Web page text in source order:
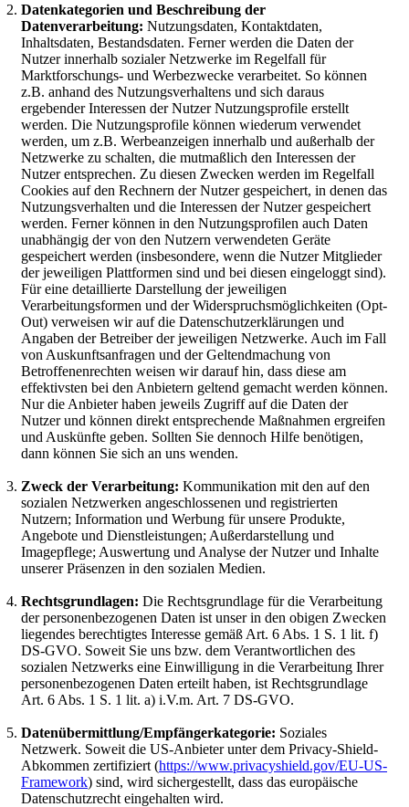
Datenkategorien und Beschreibung der
Datenverarbeitung: Nutzungsdaten, Kontaktdaten,
Inhaltsdaten, Bestandsdaten. Ferner werden die Daten der
Nutzer innerhalb sozialer Netzwerke im Regelfall für
Marktforschungs- und Werbezwecke verarbeitet. So können
z.B. anhand des Nutzungsverhaltens und sich daraus
ergebender Interessen der Nutzer Nutzungsprofile erstellt
werden. Die Nutzungsprofile können wiederum verwendet
werden, um z.B. Werbeanzeigen innerhalb und außerhalb der
Netzwerke zu schalten, die mutmaßlich den Interessen der
Nutzer entsprechen. Zu diesen Zwecken werden im Regelfall
Cookies auf den Rechnern der Nutzer gespeichert, in denen das
Nutzungsverhalten und die Interessen der Nutzer gespeichert
werden. Ferner können in den Nutzungsprofilen auch Daten
unabhängig der von den Nutzern verwendeten Geräte
gespeichert werden (insbesondere, wenn die Nutzer Mitglieder
der jeweiligen Plattformen sind und bei diesen eingeloggt sind).
Für eine detaillierte Darstellung der jeweiligen
Verarbeitungsformen und der Widerspruchsmöglichkeiten (Opt-
Out) verweisen wir auf die Datenschutzerklärungen und
Angaben der Betreiber der jeweiligen Netzwerke. Auch im Fall
von Auskunftsanfragen und der Geltendmachung von
Betroffenenrechten weisen wir darauf hin, dass diese am
effektivsten bei den Anbietern geltend gemacht werden können.
Nur die Anbieter haben jeweils Zugriff auf die Daten der
Nutzer und können direkt entsprechende Maßnahmen ergreifen
und Auskünfte geben. Sollten Sie dennoch Hilfe benötigen,
dann können Sie sich an uns wenden.
Zweck der Verarbeitung: Kommunikation mit den auf den
sozialen Netzwerken angeschlossenen und registrierten
Nutzern; Information und Werbung für unsere Produkte,
Angebote und Dienstleistungen; Außerdarstellung und
Imagepflege; Auswertung und Analyse der Nutzer und Inhalte
unserer Präsenzen in den sozialen Medien.
Rechtsgrundlagen: Die Rechtsgrundlage für die Verarbeitung
der personenbezogenen Daten ist unser in den obigen Zwecken
liegendes berechtigtes Interesse gemäß Art. 6 Abs. 1 S. 1 lit. f)
DS-GVO. Soweit Sie uns bzw. dem Verantwortlichen des
sozialen Netzwerks eine Einwilligung in die Verarbeitung Ihrer
personenbezogenen Daten erteilt haben, ist Rechtsgrundlage
Art. 6 Abs. 1 S. 1 lit. a) i.V.m. Art. 7 DS-GVO.
Datenübermittlung/Empfängerkategorie: Soziales
Netzwerk. Soweit die US-Anbieter unter dem Privacy-Shield-
Abkommen zertifiziert (https://www.privacyshield.gov/EU-US-
Framework) sind, wird sichergestellt, dass das europäische
Datenschutzrecht eingehalten wird.